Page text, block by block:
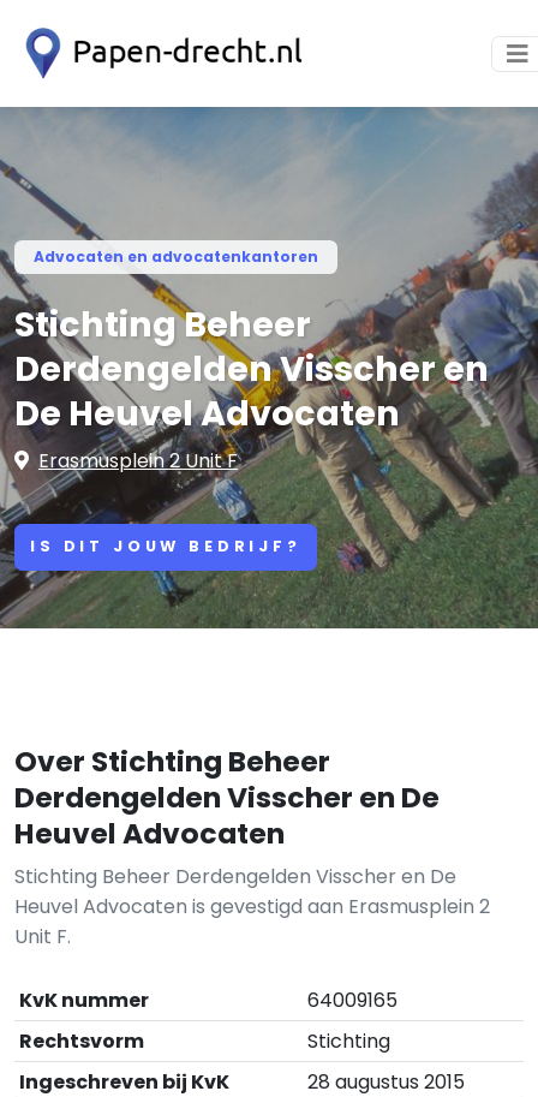
Advocaten en advocatenkantoren
Stichting Beheer
Derdengelden Visscher en
De Heuvel Advocaten
Erasmusplein 2 Unit F
IS DIT JOUW BEDRIJF?
Over Stichting Beheer
Derdengelden Visscher en De
Heuvel Advocaten
Stichting Beheer Derdengelden Visscher en De
Heuvel Advocaten is gevestigd aan Erasmusplein 2
Unit F.
KvK nummer
64009165
Rechtsvorm
Stichting
Ingeschreven bij KvK
28 augustus 2015